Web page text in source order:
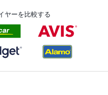
ヤーを比較する